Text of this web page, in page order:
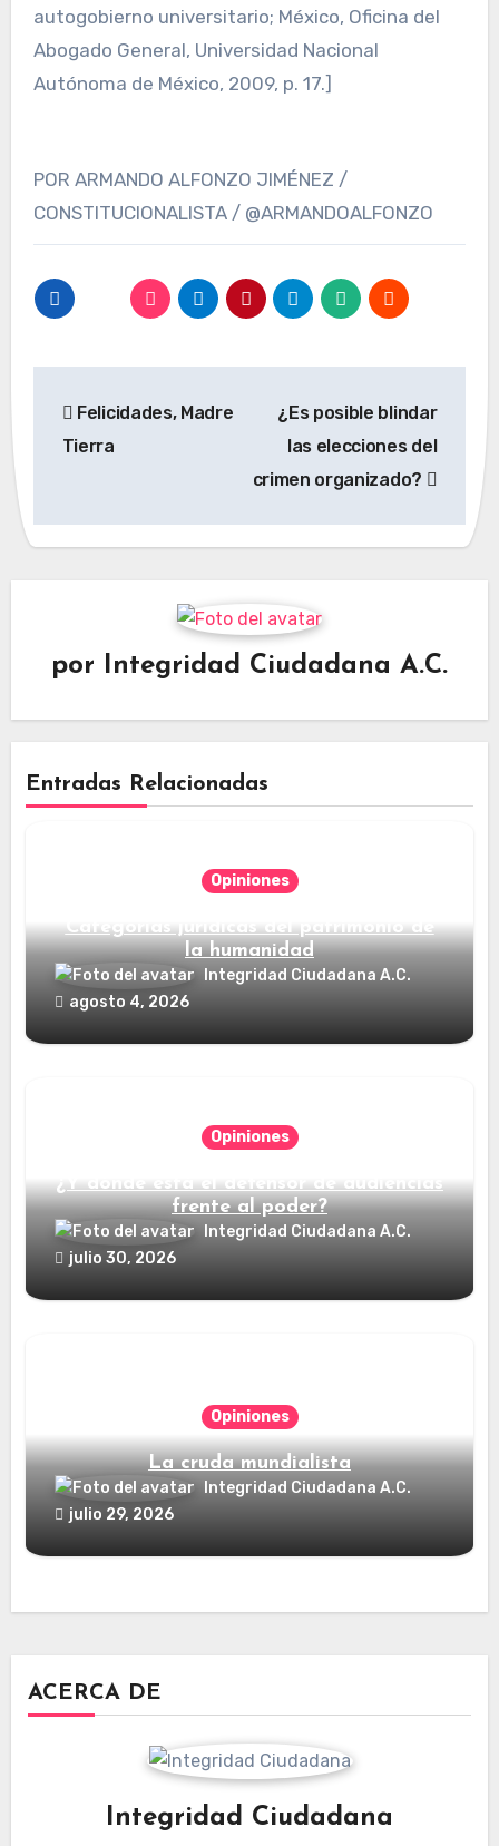
autogobierno universitario; México, Oficina del
Abogado General, Universidad Nacional
Autónoma de México, 2009, p. 17.]
POR ARMANDO ALFONZO JIMÉNEZ /
CONSTITUCIONALISTA / @ARMANDOALFONZO
de
Felicidades, Madre
Tierra
¿Es posible blindar
las elecciones del
crimen organizado?
por Integridad Ciudadana A.C.
Entradas Relacionadas
Opiniones
Categorías jurídicas del patrimonio de
la humanidad
Integridad Ciudadana A.C.
agosto 4, 2026
Opiniones
¿Y dónde está el defensor de audiencias
frente al poder?
Integridad Ciudadana A.C.
julio 30, 2026
Opiniones
La cruda mundialista
Integridad Ciudadana A.C.
julio 29, 2026
ACERCA DE
Integridad Ciudadana